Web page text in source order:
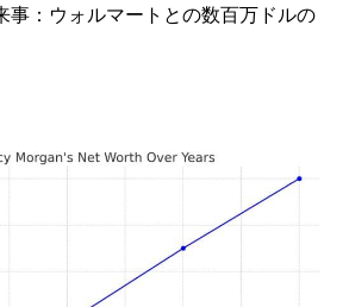
事：ウォルマートとの数百万ドルの